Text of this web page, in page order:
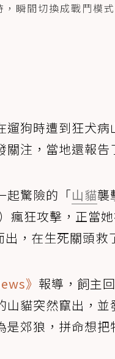
瞬間切換成戰鬥模
遛狗時遭到狂犬
注，當地還報告
起驚險的「山貓襲
瘋狂攻擊，正當
出，在生死關頭救
》 報導，飼主
山貓突然竄出，
是郊狼，拼命想